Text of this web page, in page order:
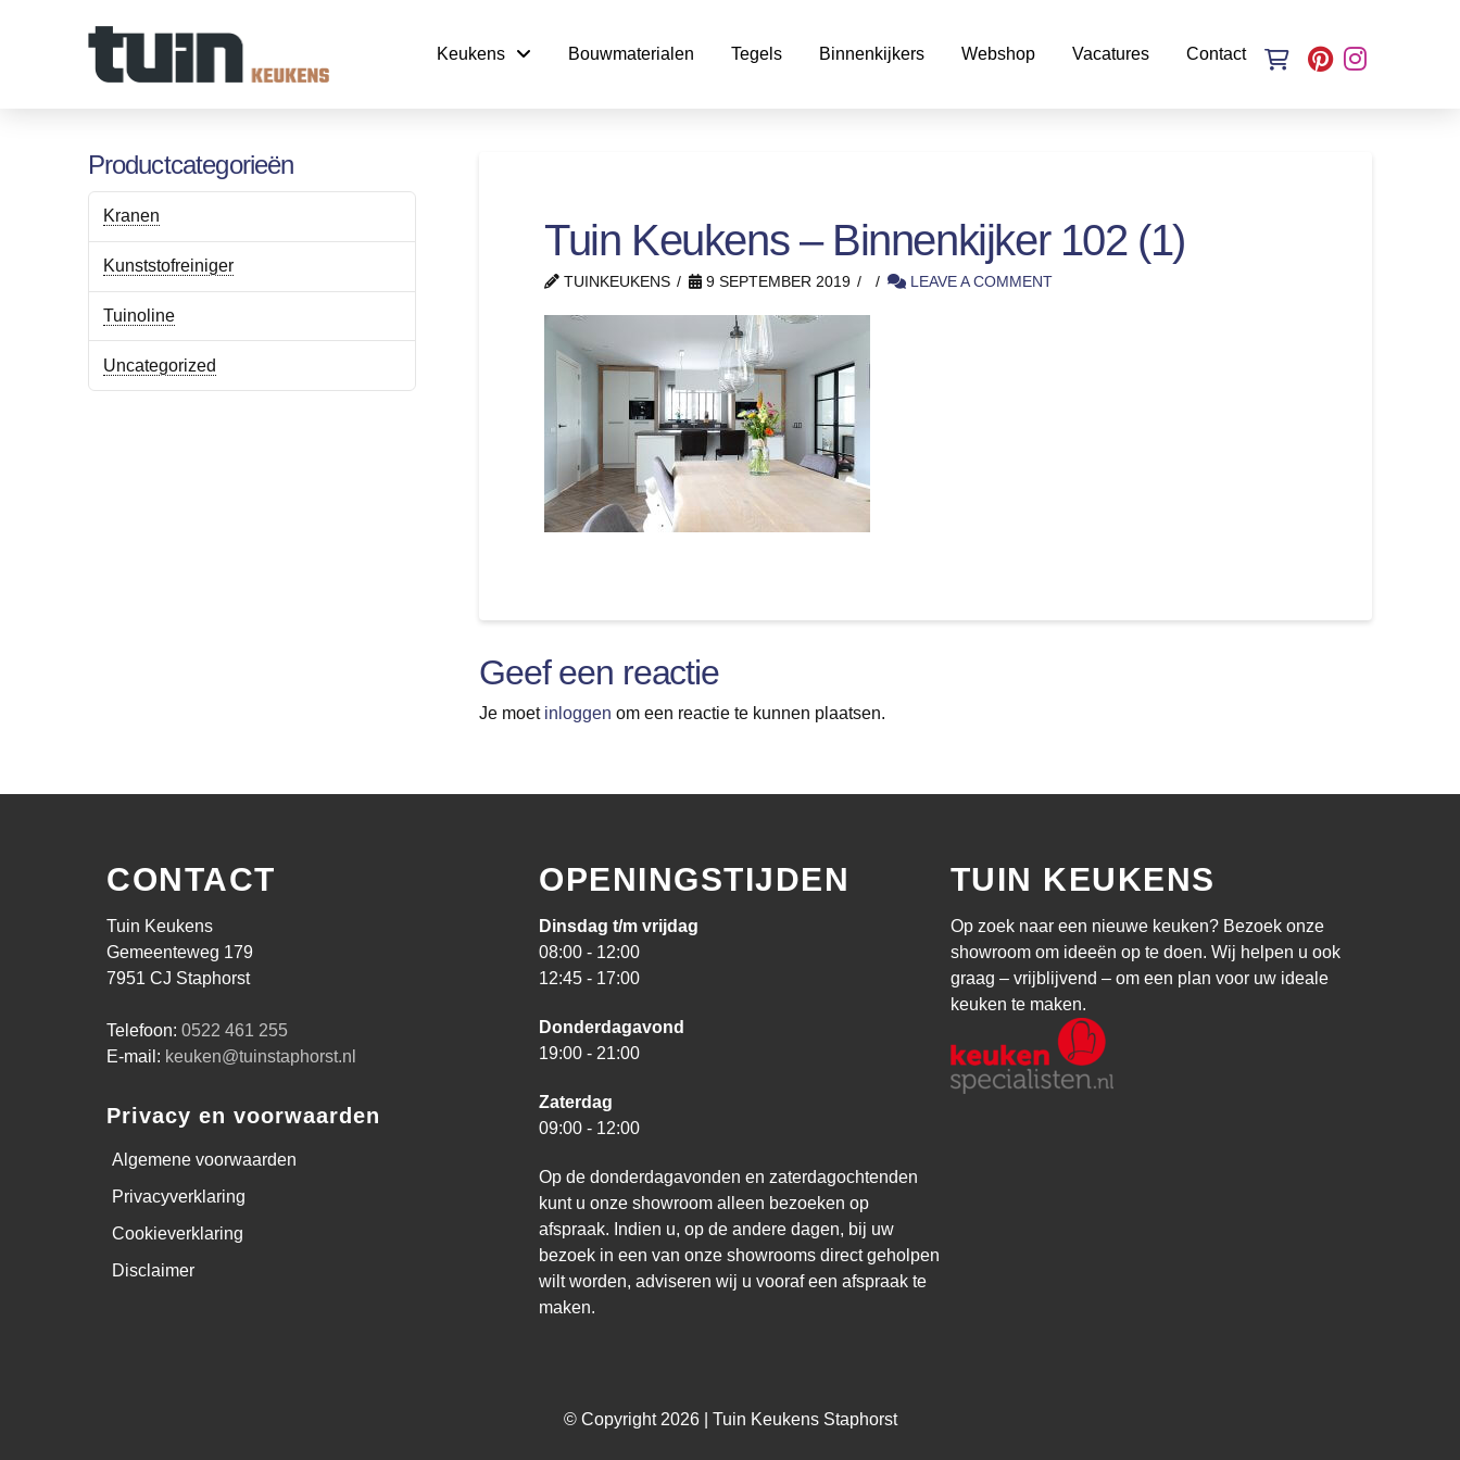
Keukens Bouwmaterialen Tegels Binnenkijkers Webshop Vacatures Contact
Tuin Keukens – Binnenkijker 102 (1)
TUINKEUKENS 9 SEPTEMBER 2019 LEAVE A COMMENT
Geef een reactie
Je moet inloggen om een reactie te kunnen plaatsen.
Productcategorieën
Kranen
Kunststofreiniger
Tuinoline
Uncategorized
CONTACT
Tuin Keukens
Gemeenteweg 179
7951 CJ Staphorst
Telefoon:0522 461 255
E-mail: keuken@tuinstaphorst.nl
Privacy en voorwaarden
Algemene voorwaarden
Privacyverklaring
Cookieverklaring
Disclaimer
OPENINGSTIJDEN
Dinsdag t/m vrijdag
08:00 - 12:00
12:45 - 17:00
Donderdagavond
19:00 - 21:00
Zaterdag
09:00 - 12:00
Op de donderdagavonden en zaterdagochtenden
kunt u onze showroom alleen bezoeken op
afspraak. Indien u, op de andere dagen, bij uw
bezoek in een van onze showrooms direct geholpen
wilt worden, adviseren wij u vooraf een afspraak te
maken.
TUIN KEUKENS
Op zoek naar een nieuwe keuken? Bezoek onze
showroom om ideeën op te doen. Wij helpen u ook
graag – vrijblijvend – om een plan voor uw ideale
keuken te maken.
© Copyright 2026 | Tuin Keukens Staphorst